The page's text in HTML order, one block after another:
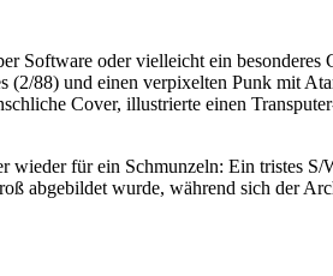
Software oder vielleicht ein
88) und einen verpixelten Punk mit
Cover, illustrierte einen
für ein Schmunzeln: Ein tristes
abgebildet wurde, während sich der